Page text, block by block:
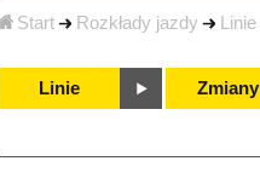
Start Rozkłady jazdy Linie
Linie Zmiany